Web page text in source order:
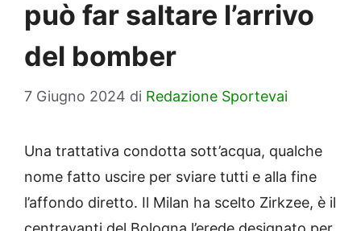
può far saltare l’arrivo
del bomber
7 Giugno 2024 di Redazione Sportevai
Una trattativa condotta sott’acqua, qualche
nome fatto uscire per sviare tutti e alla fine
l’affondo diretto. Il Milan ha scelto Zirkzee, è il